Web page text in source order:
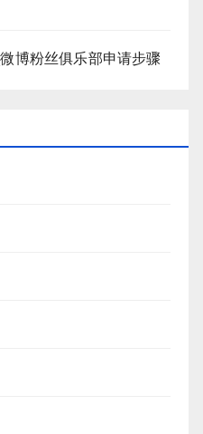
博粉丝俱乐部申请步骤